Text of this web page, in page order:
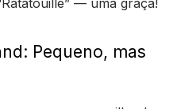
— uma graça!
Pequeno, mas